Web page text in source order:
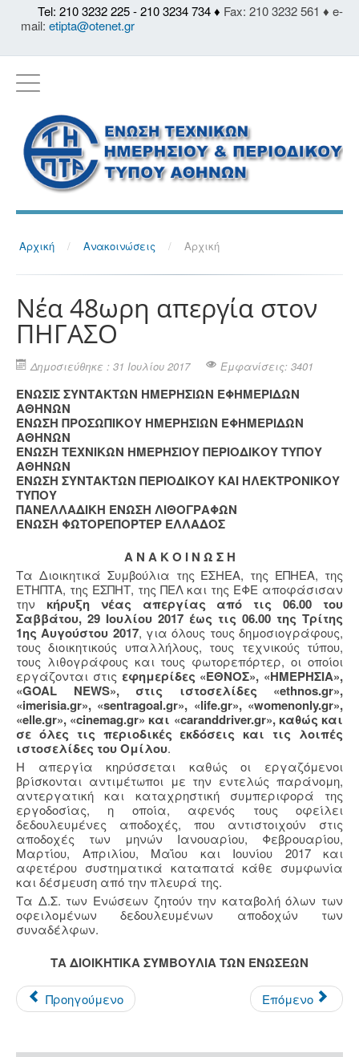
Tel: 210 3232 225 - 210 3234 734 ♦ Fax: 210 3232 561 ♦ e-
mail: etipta@otenet.gr
Αρχική / Ανακοινώσεις / Αρχική
Νέα 48ωρη απεργία στον
ΠΗΓΑΣΟ
Δημοσιεύθηκε : 31 Ιουλίου 2017 Εμφανίσεις: 3401
ΕΝΩΣΙΣ ΣΥΝΤΑΚΤΩΝ ΗΜΕΡΗΣΙΩΝ ΕΦΗΜΕΡΙΔΩΝ
ΑΘΗΝΩΝ
ΕΝΩΣΗ ΠΡΟΣΩΠΙΚΟΥ ΗΜΕΡΗΣΙΩΝ ΕΦΗΜΕΡΙΔΩΝ
ΑΘΗΝΩΝ
ΕΝΩΣΗ ΤΕΧΝΙΚΩΝ ΗΜΕΡΗΣΙΟΥ ΠΕΡΙΟΔΙΚΟΥ ΤΥΠΟΥ
ΑΘΗΝΩΝ
ΕΝΩΣΗ ΣΥΝΤΑΚΤΩΝ ΠΕΡΙΟΔΙΚΟΥ ΚΑΙ ΗΛΕΚΤΡΟΝΙΚΟΥ
ΤΥΠΟΥ
ΠΑΝΕΛΛΑΔΙΚΗ ΕΝΩΣΗ ΛΙΘΟΓΡΑΦΩΝ
ΕΝΩΣΗ ΦΩΤΟΡΕΠΟΡΤΕΡ ΕΛΛΑΔΟΣ
Α Ν Α Κ Ο Ι Ν Ω Σ Η
Τα Διοικητικά Συμβούλια της ΕΣΗΕΑ, της ΕΠΗΕΑ, της
ΕΤΗΠΤΑ, της ΕΣΠΗΤ, της ΠΕΛ και της ΕΦΕ αποφάσισαν
την κήρυξη νέας απεργίας από τις 06.00 του
Σαββάτου, 29 Ιουλίου 2017 έως τις 06.00 της Τρίτης
1ης Αυγούστου 2017, για όλους τους δημοσιογράφους,
τους διοικητικούς υπαλλήλους, τους τεχνικούς τύπου,
τους λιθογράφους και τους φωτορεπόρτερ, οι οποίοι
εργάζονται στις εφημερίδες «ΕΘΝΟΣ», «ΗΜΕΡΗΣΙΑ»,
«GOAL NEWS», στις ιστοσελίδες «ethnos.gr»,
«imerisia.gr», «sentragoal.gr», «life.gr», «womenonly.gr»,
«elle.gr», «cinemag.gr» και «caranddriver.gr», καθώς και
σε όλες τις περιοδικές εκδόσεις και τις λοιπές
ιστοσελίδες του Ομίλου.
Η απεργία κηρύσσεται καθώς οι εργαζόμενοι
βρίσκονται αντιμέτωποι με την εντελώς παράνομη,
αντεργατική και καταχρηστική συμπεριφορά της
εργοδοσίας, η οποία, αφενός τους οφείλει
δεδουλευμένες αποδοχές, που αντιστοιχούν στις
αποδοχές των μηνών Ιανουαρίου, Φεβρουαρίου,
Μαρτίου, Απριλίου, Μαΐου και Ιουνίου 2017 και
αφετέρου συστηματικά καταπατά κάθε συμφωνία
και δέσμευση από την πλευρά της.
Τα Δ.Σ. των Ενώσεων ζητούν την καταβολή όλων των
οφειλομένων δεδουλευμένων αποδοχών των
συναδέλφων.
ΤΑ ΔΙΟΙΚΗΤΙΚΑ ΣΥΜΒΟΥΛΙΑ ΤΩΝ ΕΝΩΣΕΩΝ
Προηγούμενο Επόμενο